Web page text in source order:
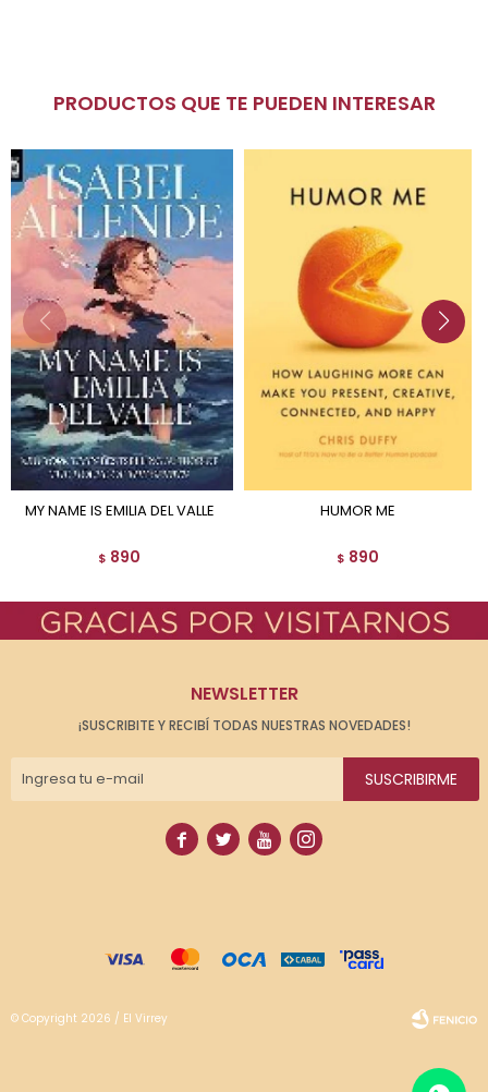
PRODUCTOS QUE TE PUEDEN INTERESAR
MY NAME IS EMILIA DEL VALLE
$ 890
HUMOR ME
$ 890
NEWSLETTER
¡SUSCRIBITE Y RECIBÍ TODAS NUESTRAS NOVEDADES!
SUSCRIBIRME
   
© Copyright 2026 / El Virrey